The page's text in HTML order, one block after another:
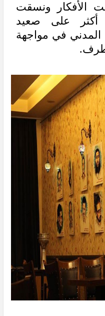
الأفكار ونسقت
أكثر على صعيد
المدني في مواجهة